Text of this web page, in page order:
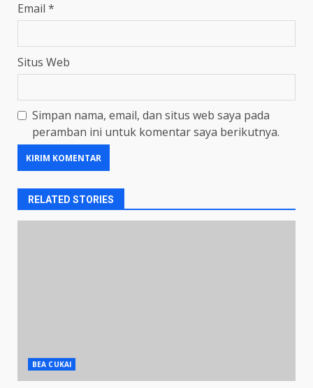
Email *
Situs Web
Simpan nama, email, dan situs web saya pada
peramban ini untuk komentar saya berikutnya.
RELATED STORIES
BEA CUKAI